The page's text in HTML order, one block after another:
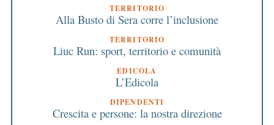
TERRITORIO
Alla Busto di Sera corre l’inclusione
TERRITORIO
Liuc Run: sport, territorio e comunità
EDICOLA
L’Edicola
DIPENDENTI
Crescita e persone: la nostra direzione